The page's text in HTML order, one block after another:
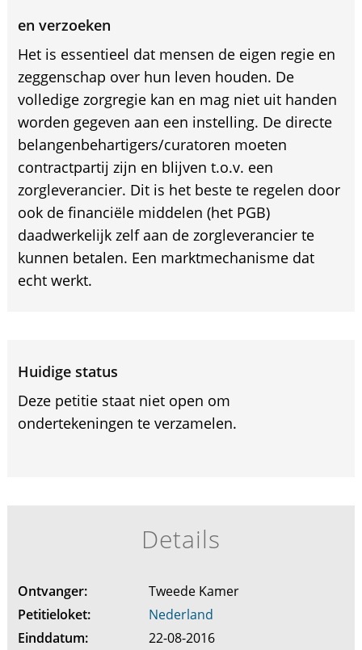
en verzoeken
Het is essentieel dat mensen de eigen regie en
zeggenschap over hun leven houden. De
volledige zorgregie kan en mag niet uit handen
worden gegeven aan een instelling. De directe
belangenbehartigers/curatoren moeten
contractpartij zijn en blijven t.o.v. een
zorgleverancier. Dit is het beste te regelen door
ook de financiële middelen (het PGB)
daadwerkelijk zelf aan de zorgleverancier te
kunnen betalen. Een marktmechanisme dat
echt werkt.
Huidige status
Deze petitie staat niet open om
ondertekeningen te verzamelen.
Details
Ontvanger:
Tweede Kamer
Petitieloket:
Nederland
Einddatum:
22-08-2016